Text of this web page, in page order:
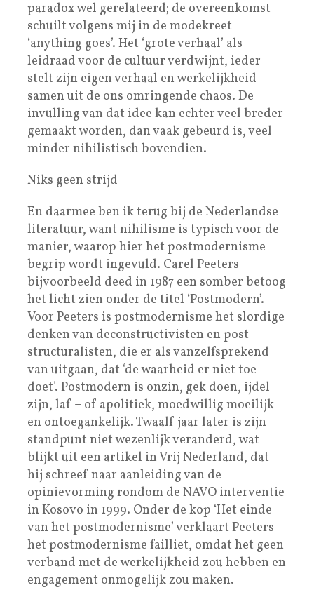
paradox wel gerelateerd; de overeenkomst
schuilt volgens mij in de modekreet
‘anything goes’. Het ‘grote verhaal’ als
leidraad voor de cultuur verdwijnt, ieder
stelt zijn eigen verhaal en werkelijkheid
samen uit de ons omringende chaos. De
invulling van dat idee kan echter veel breder
gemaakt worden, dan vaak gebeurd is, veel
minder nihilistisch bovendien.
Niks geen strijd
En daarmee ben ik terug bij de Nederlandse
literatuur, want nihilisme is typisch voor de
manier, waarop hier het postmodernisme
begrip wordt ingevuld. Carel Peeters
bijvoorbeeld deed in 1987 een somber betoog
het licht zien onder de titel ‘Postmodern’.
Voor Peeters is postmodernisme het slordige
denken van deconstructivisten en post
structuralisten, die er als vanzelfsprekend
van uitgaan, dat ‘de waarheid er niet toe
doet’. Postmodern is onzin, gek doen, ijdel
zijn, laf – of apolitiek, moedwillig moeilijk
en ontoegankelijk. Twaalf jaar later is zijn
standpunt niet wezenlijk veranderd, wat
blijkt uit een artikel in Vrij Nederland, dat
hij schreef naar aanleiding van de
opinievorming rondom de NAVO interventie
in Kosovo in 1999. Onder de kop ‘Het einde
van het postmodernisme’ verklaart Peeters
het postmodernisme failliet, omdat het geen
verband met de werkelijkheid zou hebben en
engagement onmogelijk zou maken.